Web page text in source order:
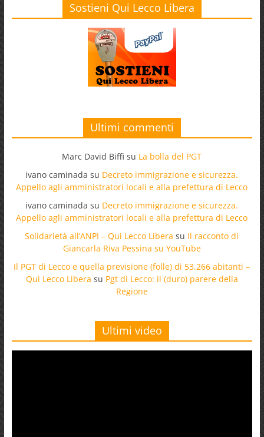
Sostieni Qui Lecco Libera
Ultimi commenti
Marc David Biffi su La bolla del PGT
ivano caminada su Decreto immigrazione e sicurezza.
Appello agli amministratori locali e alla prefettura di Lecco
ivano caminada su Decreto immigrazione e sicurezza.
Appello agli amministratori locali e alla prefettura di Lecco
Solidarietà all’ANPI – Qui Lecco Libera su Il racconto di
Giancarla Riva Pessina su YouTube
Il PGT di Lecco e quella previsione (folle) di 53.266 abitanti –
Qui Lecco Libera su Pgt di Lecco: il (duro) parere della
Regione
Ultimi video